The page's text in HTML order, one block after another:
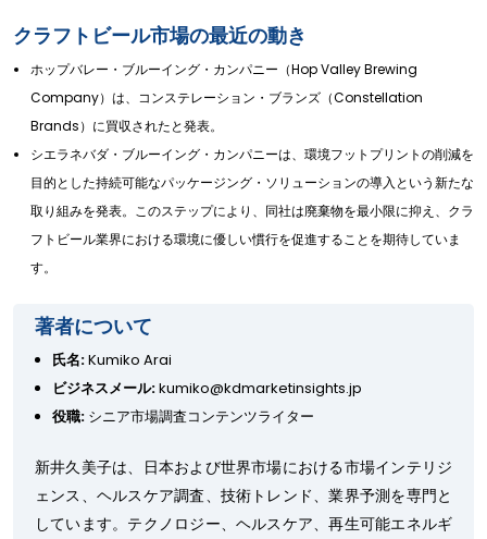
クラフトビール市場の最近の動き
ホップバレー・ブルーイング・カンパニー（Hop Valley Brewing
Company）は、コンステレーション・ブランズ（Constellation
Brands）に買収されたと発表。
シエラネバダ・ブルーイング・カンパニーは、環境フットプリントの削減を
目的とした持続可能なパッケージング・ソリューションの導入という新たな
取り組みを発表。このステップにより、同社は廃棄物を最小限に抑え、クラ
フトビール業界における環境に優しい慣行を促進することを期待していま
す。
著者について
氏名:Kumiko Arai
ビジネスメール:kumiko@kdmarketinsights.jp
役職: シニア市場調査コンテンツライター
新井久美子は、日本および世界市場における市場インテリジ
ェンス、ヘルスケア調査、技術トレンド、業界予測を専門と
しています。テクノロジー、ヘルスケア、再生可能エネルギ